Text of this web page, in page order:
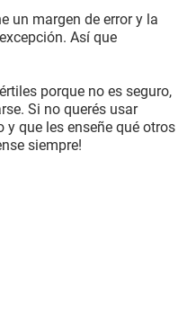
un margen de error y la
Así que
porque no es seguro,
Si no querés usar
que les enseñe qué otros
siempre!